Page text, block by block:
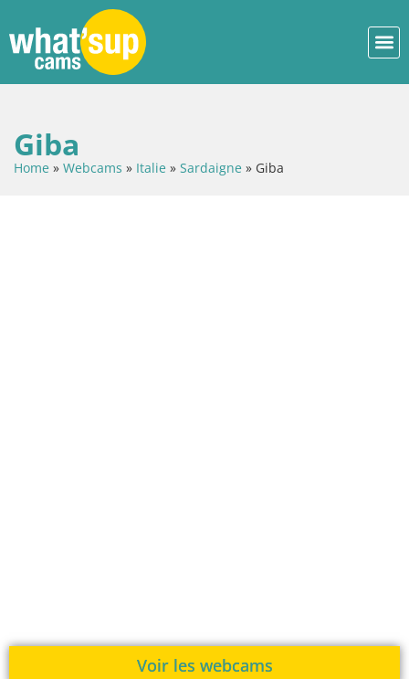
Giba
Home » Webcams » Italie » Sardaigne » Giba
Voir les webcams